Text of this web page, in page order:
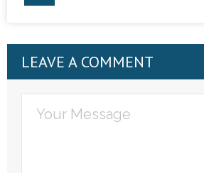
LEAVE A COMMENT